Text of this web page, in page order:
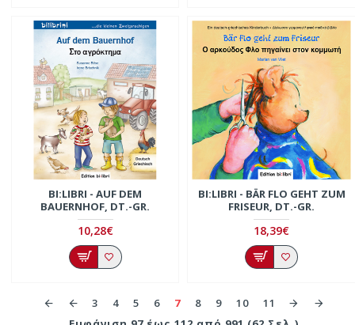
BI:LIBRI - AUF DEM
BAUERNHOF, DT.-GR.
10,28€
BI:LIBRI - BÄR FLO GEHT ZUM
FRISEUR, DT.-GR.
18,39€
3 4 5 6 7 8 9 10
11